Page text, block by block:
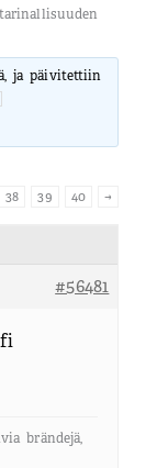
ja päivitettiin
38 39 40 →
#56481
brändejä,